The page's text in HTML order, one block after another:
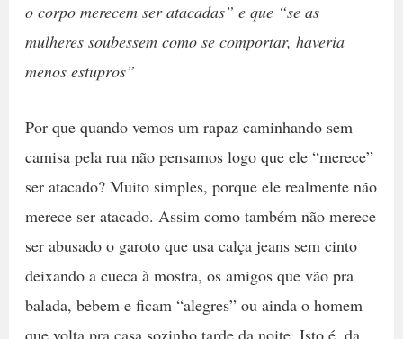
o corpo merecem ser atacadas” e que “se as
mulheres soubessem como se comportar, haveria
menos estupros”
Por que quando vemos um rapaz caminhando sem
camisa pela rua não pensamos logo que ele “merece”
ser atacado? Muito simples, porque ele realmente não
merece ser atacado. Assim como também não merece
ser abusado o garoto que usa calça jeans sem cinto
deixando a cueca à mostra, os amigos que vão pra
balada, bebem e ficam “alegres” ou ainda o homem
que volta pra casa sozinho tarde da noite. Isto é, da